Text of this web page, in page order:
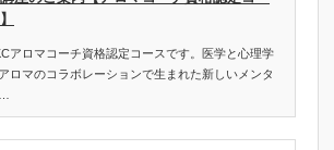
アロマコーチ資格認定コースです。医学と心理学
ロマのコラボレーションで生まれた新しいメンタ